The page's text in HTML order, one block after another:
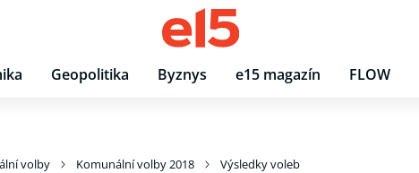
Geopolitika Byznys e15 magazín FLOW
volby Komunální volby 2018 Výsledky voleb